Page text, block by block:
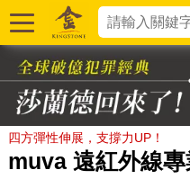
四方彈性伸展，支撐力UP！
muva 遠紅外線專